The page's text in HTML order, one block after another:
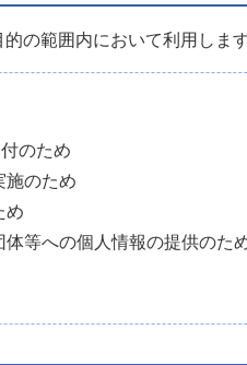
の範囲内において利用します
のため
施のため
め
等への個人情報の提供のた